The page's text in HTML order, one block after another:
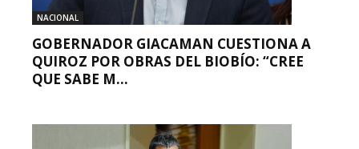
NACIONAL
GOBERNADOR GIACAMAN CUESTIONA A
QUIROZ POR OBRAS DEL BIOBÍO: “CREE
QUE SABE M...